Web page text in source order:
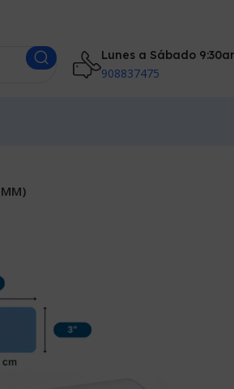
Lunes a Sábado
908837475
DE ETIQUETAS
DIRECTO TD 3″
1″ (75MM X